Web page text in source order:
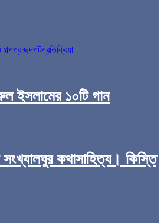
গল্পপ্রচ্ছদপটপ্রতিক্রিয়া
ইসলামের ১০টি গান
সংখ্যালঘুর কথাসাহিত্য। কিস্তি